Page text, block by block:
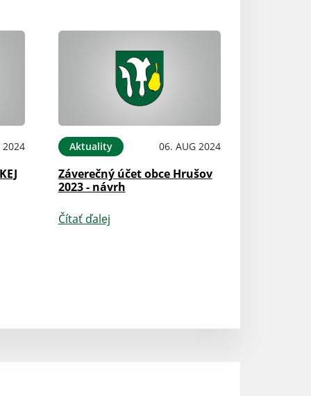
2024 Aktuality 06. AUG 2024
Záverečný účet obce Hrušov
2023 - návrh
Čítať ďalej